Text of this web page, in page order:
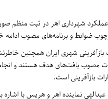
عملکرد شهرداری اهر در ثبت منظم
ضوابط و برنامه‌های مصوب ادامه
مصوب بافت‌های هدف هستند و
بازآفرینی است.